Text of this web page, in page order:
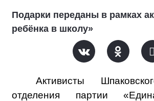
Подарки переданы в рамках
ребёнка в школу»
Активисты
отделения партии